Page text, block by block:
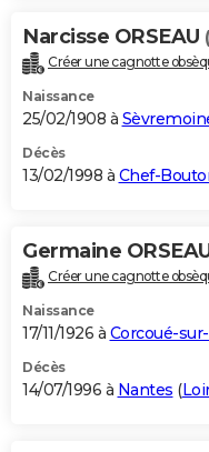
Narcisse ORSEAU
Créer une cagnotte
Naissance
25/02/1908 à
Décès
13/02/1998 à Chef-
Germaine
Créer une cagnotte
Naissance
17/11/1926 à Corcoué-
Décès
14/07/1996 à Nantes (